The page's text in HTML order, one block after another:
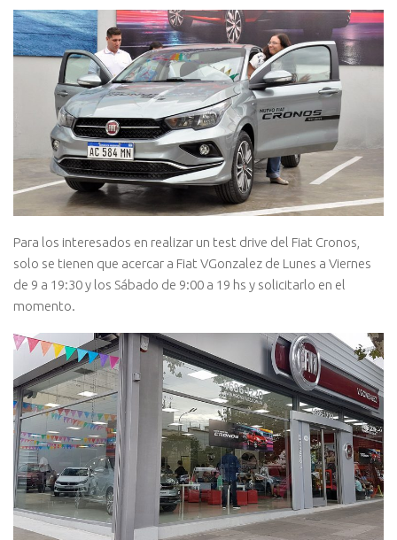
Para los interesados en realizar un test drive del Fiat Cronos,
solo se tienen que acercar a Fiat VGonzalez de Lunes a Viernes
de 9 a 19:30 y los Sábado de 9:00 a 19 hs y solicitarlo en el
momento.